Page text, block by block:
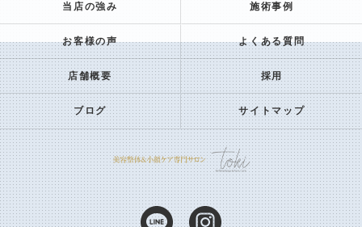
当店の強み 施術事例
お客様の声 よくある質問
店舗概要 採用
ブログ サイトマップ